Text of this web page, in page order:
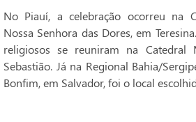
No Piauí, a celebração ocorreu na
Nossa Senhora das Dores, em
religiosos se reuniram na Catedral
Sebastião. Já na Regional Bahia/
Bonfim, em Salvador, foi o local